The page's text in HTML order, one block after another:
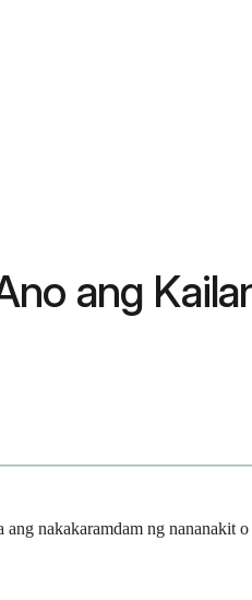
ang
nakakaramdam ng nananakit o